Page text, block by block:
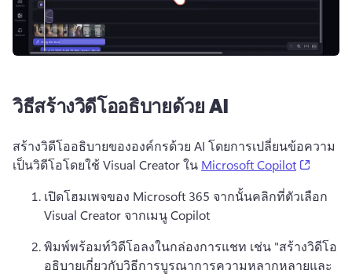
วิธีสร้างวิดีโออธิบายด้วย AI
สร้างวิดีโออธิบายขององค์กรด้วย AI โดยการเปลี่ยนข้อความ
เป็นวิดีโอโดยใช้ Visual Creator ใน Microsoft Copilot
เปิดโฮมเพจของ Microsoft 365 จากนั้นคลิกที่ตัวเลือก
Visual Creator จากเมนู Copilot
พิมพ์พร้อมท์วิดีโอลงในกล่องการแชท เช่น "สร้างวิดีโอ
อธิบายเกี่ยวกับวิธีการบูรณาการความหลากหลายและ